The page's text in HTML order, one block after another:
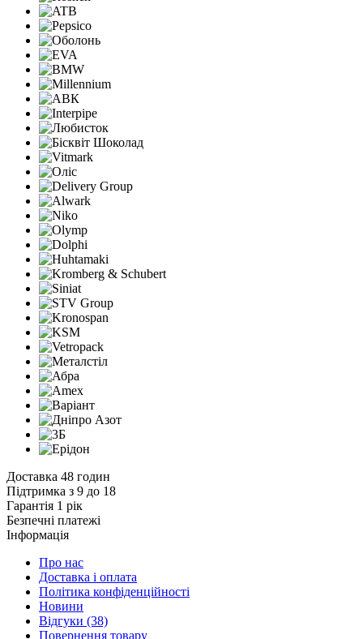
Доставка 48 годин
Підтримка з 9 до 18
Гарантія 1 рік
Безпечні платежі
Інформація
Про нас
Доставка і оплата
Політика конфіденційності
Новини
Відгуки (38)
Повернення товару